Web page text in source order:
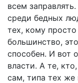
всем
среди бедных
тех, кому
большинство,
способен. И вот
власти. А те,
сам, типа тех же